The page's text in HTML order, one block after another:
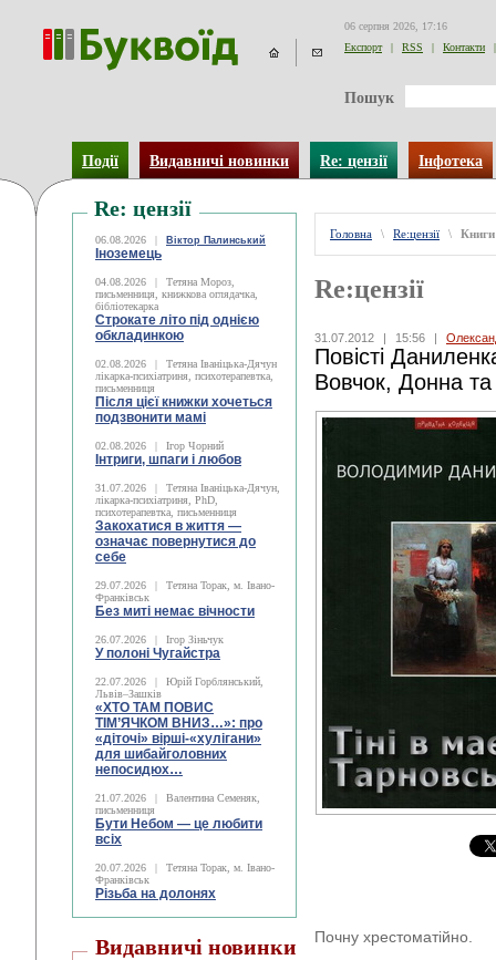
06 серпня 2026, 17:16
Експорт
| RSS | Контакти |
Пошук
Події Видавничі новинки Re: цензії Інфотека
Re: цензії
06.08.2026 | Віктор Палинський
Іноземець
04.08.2026 |
Тетяна Мороз,
письменниця, книжкова оглядачка,
бібліотекарка
Строкате літо під однією
обкладинкою
02.08.2026 |
Тетяна Іваніцька-Дячун
лікарка-психіатриня, психотерапевтка,
письменниця
Після цієї книжки хочеться
подзвонити мамі
02.08.2026 | Ігор Чорний
Інтриги, шпаги і любов
31.07.2026 |
Тетяна Іваніцька-Дячун,
лікарка-психіатриня, PhD,
психотерапевтка, письменниця
Закохатися в життя —
означає повернутися до
себе
29.07.2026 |
Тетяна Торак, м. Івано-
Франківськ
Без миті немає вічности
26.07.2026 | Ігор Зіньчук
У полоні Чугайстра
22.07.2026 |
Юрій Горблянський,
Львів–Зашків
«ХТО ТАМ ПОВИС
ТІМ’ЯЧКОМ ВНИЗ…»: про
«діточі» вірші-«хулігани»
для шибайголовних
непосидюх…
21.07.2026 |
Валентина Семеняк,
письменниця
Бути Небом ― це любити
всіх
20.07.2026 |
Тетяна Торак, м. Івано-
Франківськ
Різьба на долонях
Видавничі новинки
Головна \ Re:цензії \ Книги
Re:цензії
31.07.2012 | 15:56 |
Повісті
Вовчок, Донна
Почну хрестоматійно.